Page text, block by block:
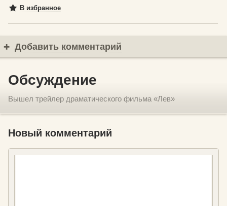
В избранное
Добавить комментарий
Обсуждение
Вышел трейлер драматического фильма «Лев»
Новый комментарий